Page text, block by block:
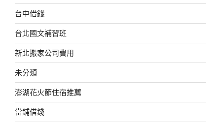
台中借錢
台北國文補習班
新北搬家公司費用
未分類
澎湖花火節住宿推薦
當鋪借錢